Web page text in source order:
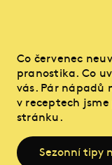
Co červenec
pranostika. Co
vás. Pár nápadů
v receptech jsme
stránku.
Sezonní tipy